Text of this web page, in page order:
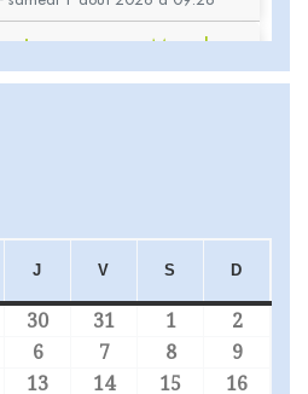
J JEUDIV VENDREDI
S SAMEDI
D
juillet 2026
30 30 juillet 2026
31 31 juillet 2026
1 1 août 2026
2
2026
6 6 août 2026
7 7 août 2026
8 8 août 2026
9
août 2026
13 13 août 2026
1414 août 2026
15 15 août 2026
16